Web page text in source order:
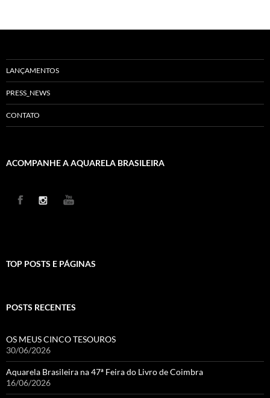
LANÇAMENTOS
PRESS_NEWS
CONTATO
ACOMPANHE A AQUARELA BRASILEIRA
TOP POSTS E PÁGINAS
POSTS RECENTES
OS MEUS CINCO TESOUROS
30/06/2026
Aquarela Brasileira na 47ª Feira do Livro de Coimbra
16/06/2026